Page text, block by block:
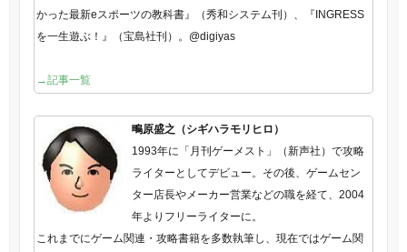
かった最新eスポーツの教科書』（秀和システム刊）、『INGRESS
を一生遊ぶ！』（宝島社刊）。@digiyas
→記事一覧
鴫原盛之（シギハラモリヒロ）
1993年に「月刊ゲーメスト」（新声社）で攻略
ライターとしてデビュー。その後、ゲームセン
ター店長やメーカー営業などの職を経て、2004
年よりフリーライターに。
これまでにゲーム関連・攻略書籍を多数執筆し、現在ではゲーム関